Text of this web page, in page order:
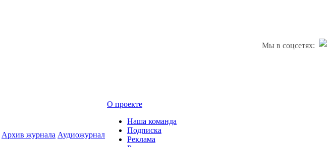
Мы в соцсетях:
Архив журнала Аудиожурнал
О проекте
Наша команда
Подписка
Реклама